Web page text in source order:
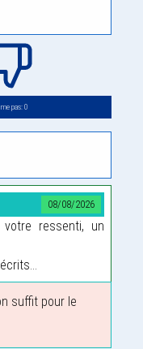
pas: 0
08/08/2026
ressenti, un
suffit pour le